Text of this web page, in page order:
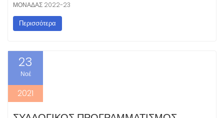
ΜΟΝΑΔΑΣ 2022-23
Περισσότερα
23
Νοέ
2021